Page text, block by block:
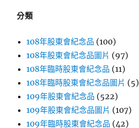
分類
108年股東會紀念品 (100)
108年股東會紀念品圖片 (97)
108年臨時股東會紀念品 (11)
108年臨時股東會紀念品圖片 (5)
109年股東會紀念品 (522)
109年股東會紀念品圖片 (107)
109年臨時股東會紀念品 (42)